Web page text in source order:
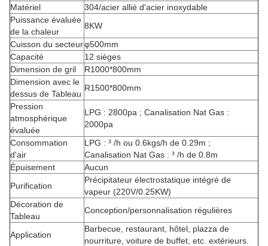
Matériel
304/acier allié d'acier inoxydable
Puissance évaluée
de la chaleur
8KW
Cuisson du secteurφ500mm
Capacité
12 sièges
Dimension de gril
R1000*800mm
Dimension avec le
dessus de Tableau
R1500*800mm
Pression
atmosphérique
évaluée
LPG : 2800pa ; Canalisation Nat Gas :
2000pa
Consommation
d'air
LPG : ³ /h ou 0.6kgs/h de 0.29m ;
Canalisation Nat Gas : ³ /h de 0.8m
Épuisement
Aucun
Purification
Précipitateur électrostatique intégré de
vapeur (220V/0.25KW)
Décoration de
Tableau
Conception/personnalisation régulières
Application
Barbecue, restaurant, hôtel, plazza de
nourriture, voiture de buffet, etc. extérieurs.